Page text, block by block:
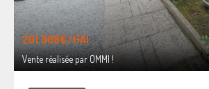
201.000€/HAI
Vente réalisée par OMMI !